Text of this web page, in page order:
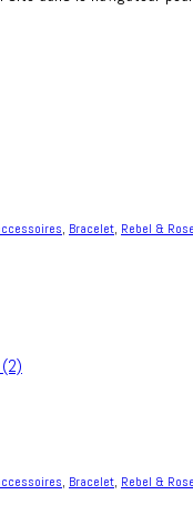
, Bracelet, Rebel &
, Bracelet, Rebel &